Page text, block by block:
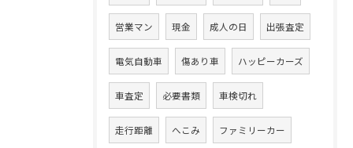
営業マン 現金 成人の日 出張査定
電気自動車 傷あり車 ハッピーカーズ
車査定 必要書類 車検切れ
走行距離 へこみ ファミリーカー